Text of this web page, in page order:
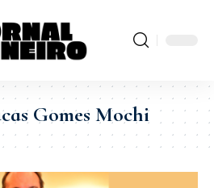
Gomes Mochi